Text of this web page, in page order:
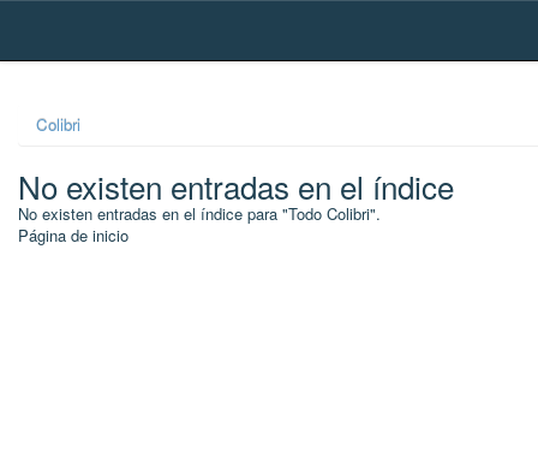
Skip
Colibri
No existen entradas en el índice
No existen entradas en el índice para "Todo Colibri".
Página de inicio